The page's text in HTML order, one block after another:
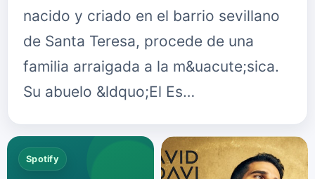
nacido y criado en el barrio sevillano
de Santa Teresa, procede de una
familia arraigada a la m&uacute;sica.
Su abuelo &ldquo;El Es…
Spotify